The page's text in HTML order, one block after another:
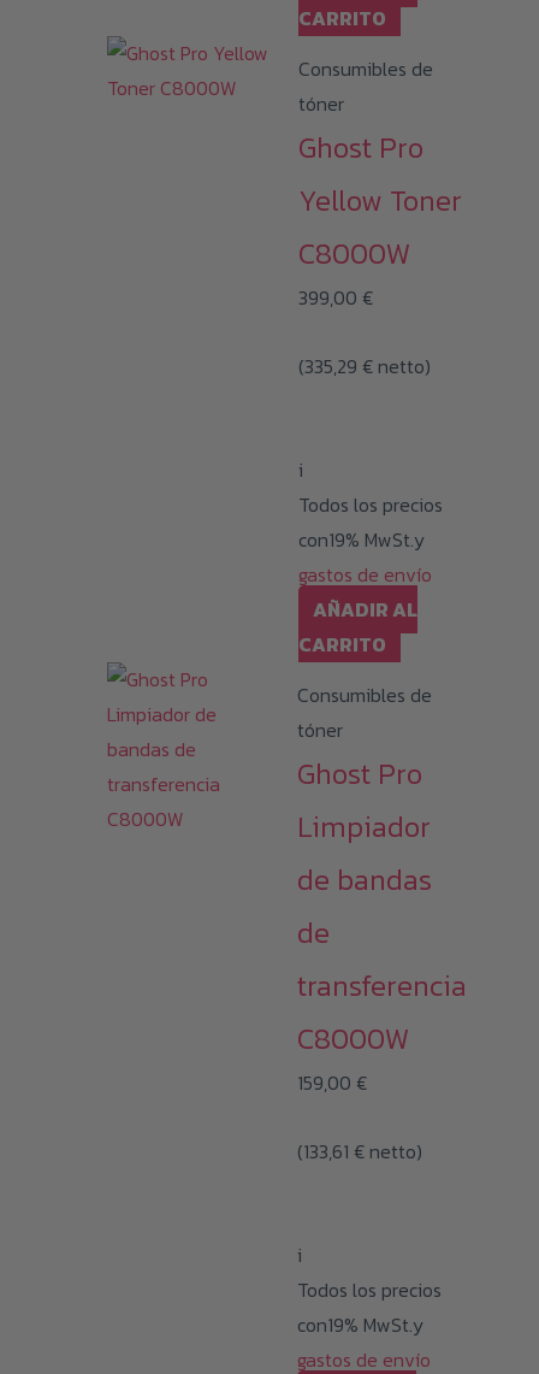
CARRITO
Consumibles de
tóner
Ghost Pro
Yellow Toner
C8000W
399,00 €
(335,29 € netto)
i
Todos los precios
con19% MwSt.y
gastos de envío
AÑADIR AL
CARRITO
Consumibles de
tóner
Ghost Pro
Limpiador
de bandas
de
transferencia
C8000W
159,00 €
(133,61 € netto)
i
Todos los precios
con19% MwSt.y
gastos de envío